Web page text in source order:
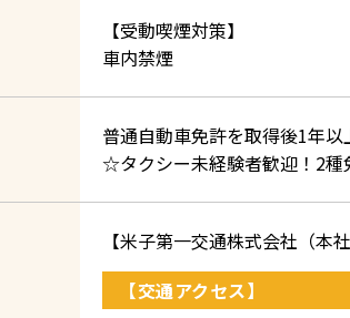
【受動喫煙対策】
車内禁煙
普通自動車免許を取得後1年以
☆タクシー未経験者歓迎！2種
【米子第一交通株式会社（本
【交通アクセス】